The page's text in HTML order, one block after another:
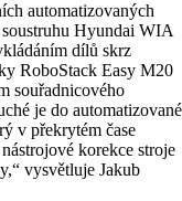
automatizovaných
Hyundai WIA
dílů skrz
RoboStack Easy M20
souřadnicového
je do automatizované
v překrytém čase
korekce stroje
vysvětluje Jakub